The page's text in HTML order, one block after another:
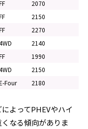
2070
2150
2270
2140
1990
2150
Four 2180
よってPHEVやハイ
なる傾向がありま